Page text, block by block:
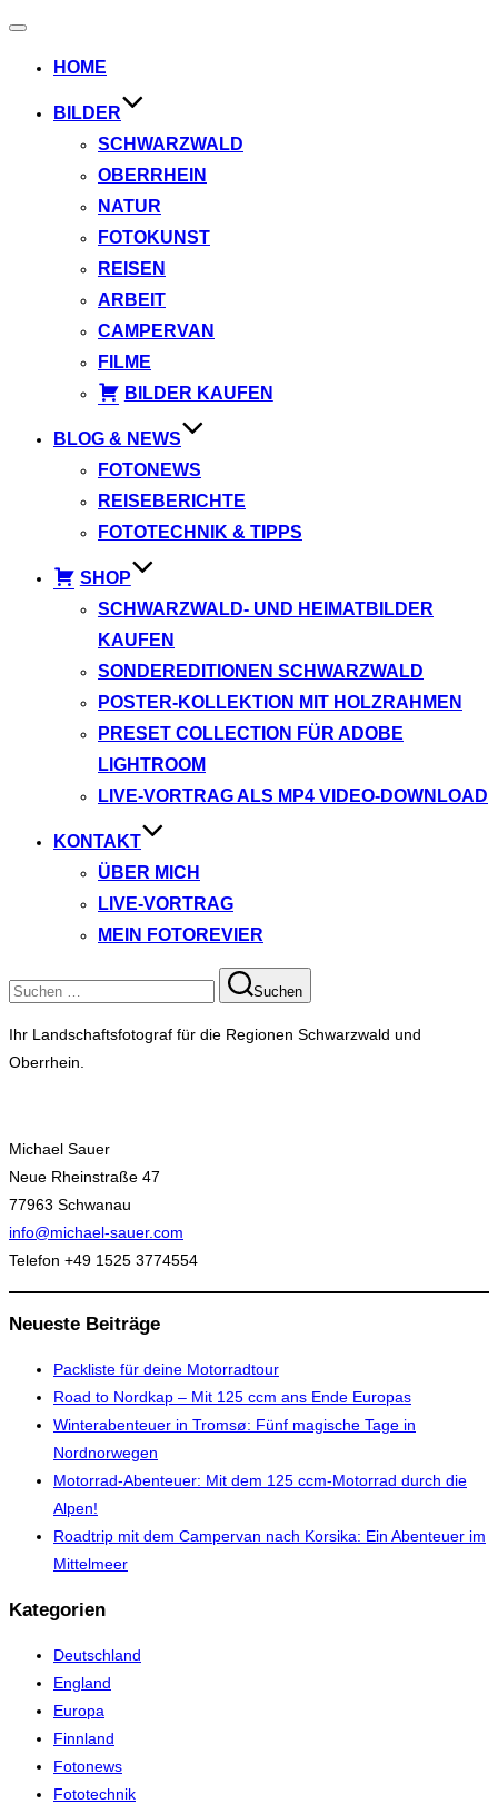
Navigation
HOME
BILDER
SCHWARZWALD
OBERRHEIN
NATUR
FOTOKUNST
REISEN
ARBEIT
CAMPERVAN
FILME
BILDER KAUFEN
BLOG & NEWS
FOTONEWS
REISEBERICHTE
FOTOTECHNIK & TIPPS
SHOP
SCHWARZWALD- UND HEIMATBILDER
KAUFEN
SONDEREDITIONEN SCHWARZWALD
POSTER-KOLLEKTION MIT HOLZRAHMEN
PRESET COLLECTION FÜR ADOBE
LIGHTROOM
LIVE-VORTRAG ALS MP4 VIDEO-DOWNLOAD
KONTAKT
ÜBER MICH
LIVE-VORTRAG
MEIN FOTOREVIER
Suchen
nach:
Suchen
Ihr Landschaftsfotograf für die Regionen Schwarzwald und
Oberrhein.
Michael Sauer
Neue Rheinstraße 47
77963 Schwanau
info@michael-sauer.com
Telefon +49 1525 3774554
Neueste Beiträge
Packliste für deine Motorradtour
Road to Nordkap – Mit 125 ccm ans Ende Europas
Winterabenteuer in Tromsø: Fünf magische Tage in
Nordnorwegen
Motorrad-Abenteuer: Mit dem 125 ccm-Motorrad durch die
Alpen!
Roadtrip mit dem Campervan nach Korsika: Ein Abenteuer im
Mittelmeer
Kategorien
Deutschland
England
Europa
Finnland
Fotonews
Fototechnik